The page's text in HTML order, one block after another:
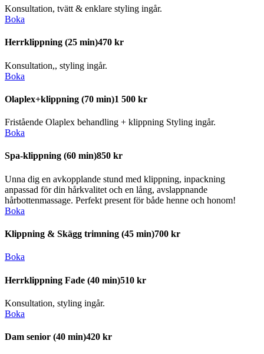
Konsultation, tvätt & enklare styling ingår.
Boka
Herrklippning (25 min)470 kr
Konsultation,, styling ingår.
Boka
Olaplex+klippning (70 min)1 500 kr
Fristående Olaplex behandling + klippning Styling ingår.
Boka
Spa-klippning (60 min)850 kr
Unna dig en avkopplande stund med klippning, inpackning
anpassad för din hårkvalitet och en lång, avslappnande
hårbottenmassage. Perfekt present för både henne och honom!
Boka
Klippning & Skägg trimning (45 min)700 kr
Boka
Herrklippning Fade (40 min)510 kr
Konsultation, styling ingår.
Boka
Dam senior (40 min)420 kr